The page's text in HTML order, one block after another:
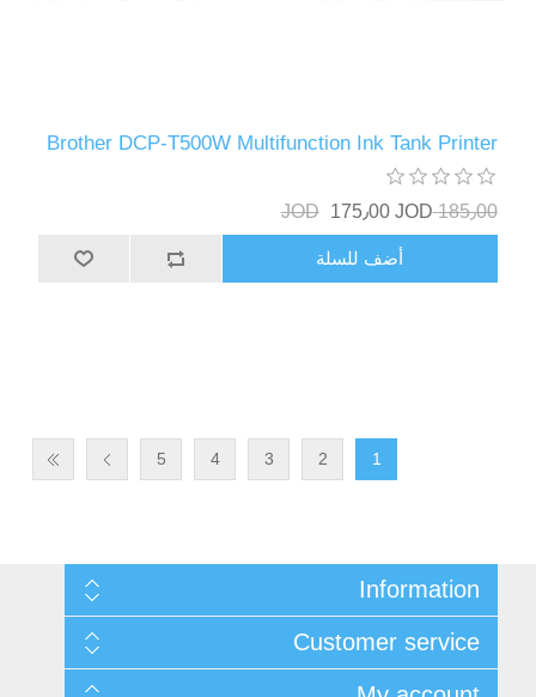
Brother DCP-T500W Multifunction Ink Tank Printer
185٫00 JOD 175٫00 JOD
أضف للسلة
1
2
3
4
5
Information
Sitemap
التوصيل والإرجاع
سياسة الخصوصية
Customer service